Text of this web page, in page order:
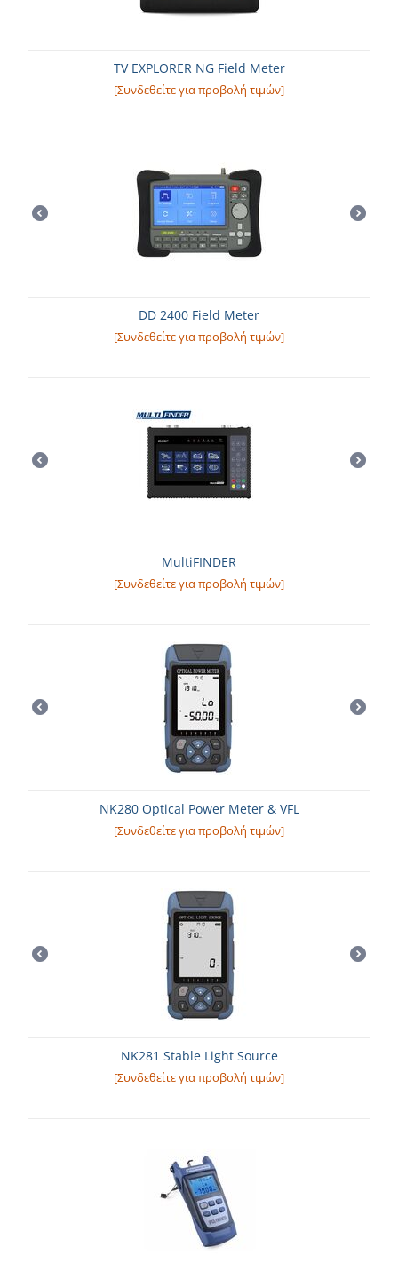
TV EXPLORER NG Field Meter
[Συνδεθείτε για προβολή τιμών]
DD 2400 Field Meter
[Συνδεθείτε για προβολή τιμών]
MultiFINDER
[Συνδεθείτε για προβολή τιμών]
NK280 Optical Power Meter & VFL
[Συνδεθείτε για προβολή τιμών]
NK281 Stable Light Source
[Συνδεθείτε για προβολή τιμών]